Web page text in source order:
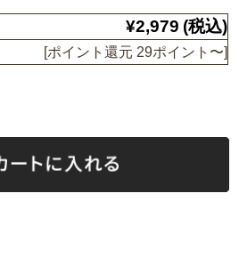
¥2,979 (税込)
[ポイント還元 29ポイント〜]